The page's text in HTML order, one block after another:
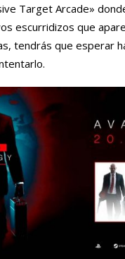
Target Arcade»
escurridizos que
tendrás que esperar